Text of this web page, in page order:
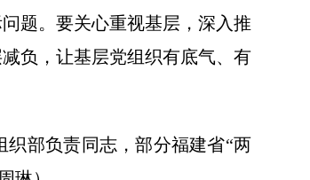
题。要关心重视基层，深入推
负，让基层党组织有底气、有
部负责同志，部分福建省“两